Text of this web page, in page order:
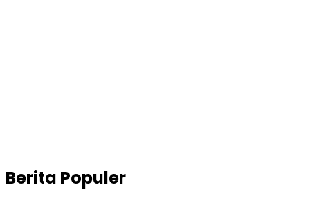
Berita Populer